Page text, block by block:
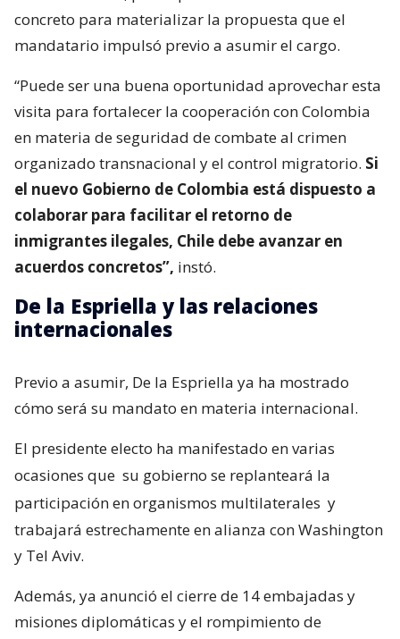
concreto para materializar la propuesta que el
mandatario impulsó previo a asumir el cargo.
“Puede ser una buena oportunidad aprovechar esta
visita para fortalecer la cooperación con Colombia
en materia de seguridad de combate al crimen
organizado transnacional y el control migratorio. Si
el nuevo Gobierno de Colombia está dispuesto a
colaborar para facilitar el retorno de
inmigrantes ilegales, Chile debe avanzar en
acuerdos concretos”, instó.
De la Espriella y las relaciones
internacionales
Previo a asumir, De la Espriella ya ha mostrado
cómo será su mandato en materia internacional.
El presidente electo ha manifestado en varias
ocasiones que su gobierno se replanteará la
participación en organismos multilaterales y
trabajará estrechamente en alianza con Washington
y Tel Aviv.
Además, ya anunció el cierre de 14 embajadas y
misiones diplomáticas y el rompimiento de